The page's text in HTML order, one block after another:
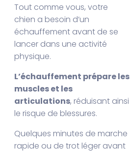
Tout comme vous, votre
chien a besoin d’un
échauffement avant de se
lancer dans une activité
physique.
L’échauffement prépare les
muscles et les
articulations, réduisant ainsi
le risque de blessures.
Quelques minutes de marche
rapide ou de trot léger avant